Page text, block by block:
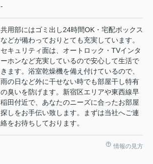
-
共用部にはゴミ出し24時間OK・宅配ボックス
などが備わっておりとても充実しています。
セキュリティ面は、オートロック・TVインタ
ーホンなど充実しているので安心して生活で
きます。浴室乾燥機を備え付けているので、
雨の日など外に干せない時でも部屋干し特有
の臭いを防げます。新宿区エリアや東西線早
稲田付近で、あなたのニーズに合ったお部屋
探しをお手伝い致します。まずは当社へご連
絡をお待ちしております。
情報の見方